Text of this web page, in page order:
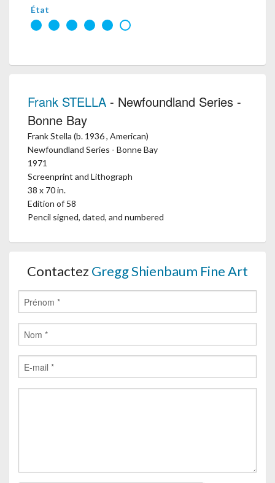
État
Frank STELLA - Newfoundland Series -
Bonne Bay
Frank Stella (b. 1936 , American)
Newfoundland Series - Bonne Bay
1971
Screenprint and Lithograph
38 x 70 in.
Edition of 58
Pencil signed, dated, and numbered
Contactez Gregg Shienbaum Fine Art